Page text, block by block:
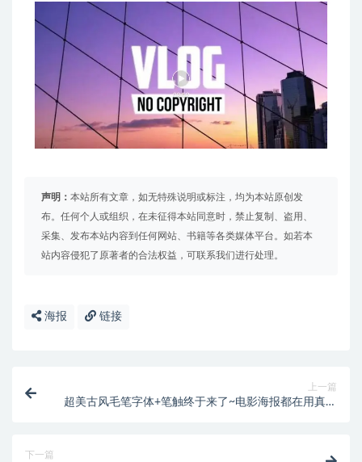
声明： 本站所有文章，如无特殊说明或标注，均为本站原创发
布。任何个人或组织，在未征得本站同意时，禁止复制、盗用、
采集、发布本站内容到任何网站、书籍等各类媒体平台。如若本
站内容侵犯了原著者的合法权益，可联系我们进行处理。
海报 链接
上一篇
超美古风毛笔字体+笔触终于来了~电影海报都在用真的
下一篇